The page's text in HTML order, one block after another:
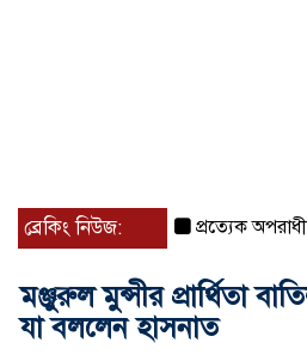
ব্রেকিং নিউজ: প্রত্যেক অপরাধীর
মঞ্জুরুল মুন্সীর প্রার্থিতা
যা বললেন হাসনাত